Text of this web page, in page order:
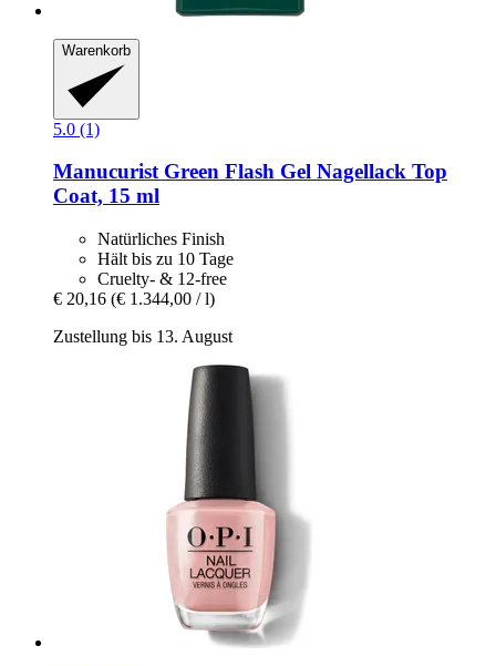
Warenkorb
5.0 (1)
ManucuristGreen Flash Gel Nagellack Top
Coat, 15 ml
Natürliches Finish
Hält bis zu 10 Tage
Cruelty- & 12-free
€ 20,16 (€ 1.344,00 / l)
Zustellung bis 13. August